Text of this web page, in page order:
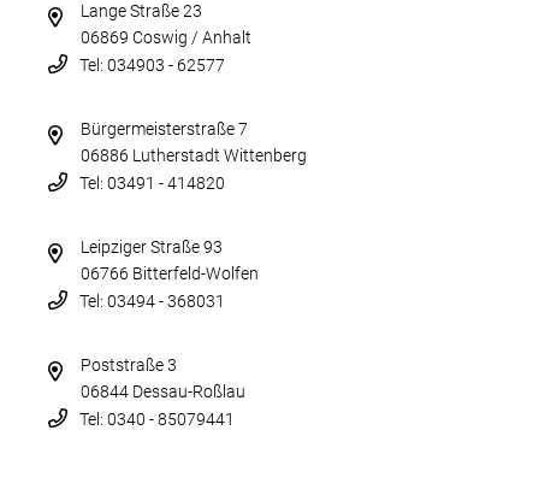
Lange Straße 23
06869 Coswig / Anhalt
Tel: 034903 - 62577
Bürgermeisterstraße 7
06886 Lutherstadt Wittenberg
Tel: 03491 - 414820
Leipziger Straße 93
06766 Bitterfeld-Wolfen
Tel: 03494 - 368031
Poststraße 3
06844 Dessau-Roßlau
Tel: 0340 - 85079441